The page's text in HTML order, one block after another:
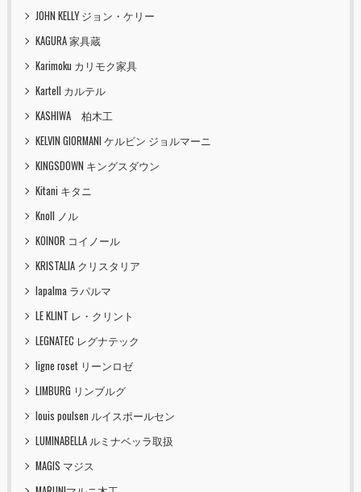
JOHN KELLY ジョン・ケリー
KAGURA 家具蔵
Karimoku カリモク家具
Kartell カルテル
KASHIWA 柏木工
KELVIN GIORMANI ケルビン ジョルマーニ
KINGSDOWN キングスダウン
Kitani キタニ
Knoll ノル
KOINOR コイノール
KRISTALIA クリスタリア
lapalma ラパルマ
LE KLINT レ・クリント
LEGNATEC レグナテック
ligne roset リーンロゼ
LIMBURG リンブルグ
louis poulsen ルイスポールセン
LUMINABELLA ルミナベッラ取扱
MAGIS マジス